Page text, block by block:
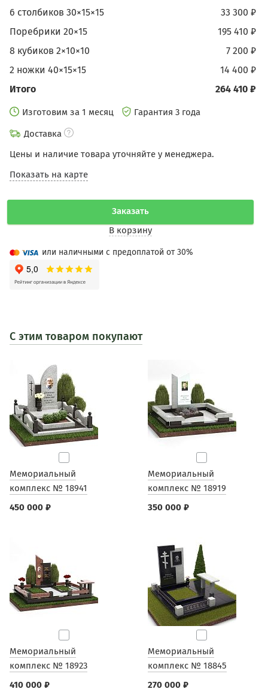
33 300 ₽
6 столбиков 30×15×15
195 410 ₽
Поребрики 20×15
7 200 ₽
8 кубиков 2×10×10
14 400 ₽
2 ножки 40×15×15
264 410 ₽
Итого
Изготовим за 1 месяц
Гарантия 3 года
Доставка
Цены и наличие товара уточняйте у менеджера.
Показать на карте
Заказать
В корзину
или наличными с предоплатой от 30%
С этим товаром покупают
Мемориальный
комплекс № 18941
450 000 ₽
Мемориальный
комплекс № 18919
350 000 ₽
Мемориальный
комплекс № 18923
410 000 ₽
Мемориальный
комплекс № 18845
270 000 ₽